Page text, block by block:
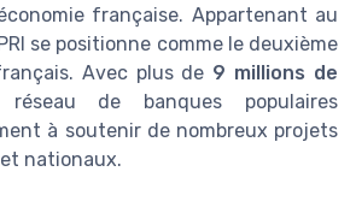
française. Appartenant au
se positionne comme le deuxième
Avec plus de 9 millions de
de banques populaires
à soutenir de nombreux projets
nationaux.